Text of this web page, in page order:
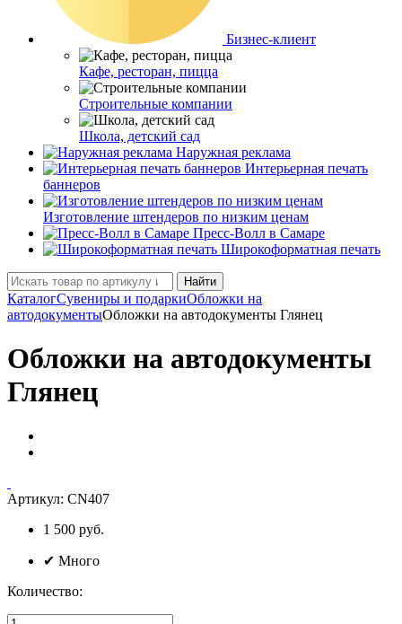
Бизнес-клиент
Кафе, ресторан, пицца
Строительные компании
Школа, детский сад
Наружная реклама
Интерьерная печать
баннеров
Изготовление штендеров по низким ценам
Пресс-Волл в Самаре
Широкоформатная печать
Найти
КаталогСувениры и подаркиОбложки на
автодокументыОбложки на автодокументы Глянец
Обложки на автодокументы
Глянец
Артикул: CN407
1 500 руб.
✔ Много
Количество: